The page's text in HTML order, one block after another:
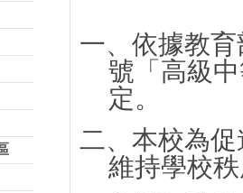
一、 依據教育
號「高級
定。
二、 本校為
維持學校